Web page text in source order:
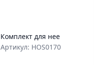
Комплект для нее
Артикул: HOS0170